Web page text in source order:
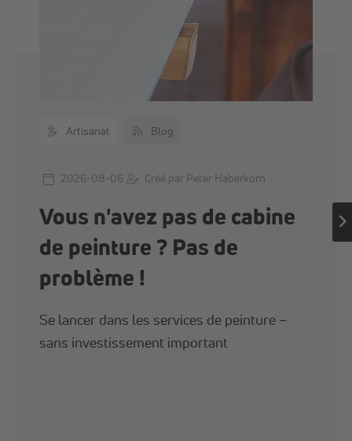
Artisanat Blog
2026-08-06 Créé par Peter Haberkorn
Vous n'avez pas de cabine
de peinture ? Pas de
problème !
Se lancer dans les services de peinture –
sans investissement important